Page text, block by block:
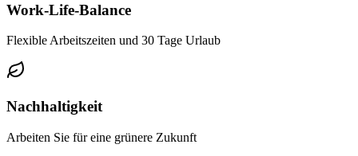
Work-Life-Balance
Flexible Arbeitszeiten und 30 Tage Urlaub
Nachhaltigkeit
Arbeiten Sie für eine grünere Zukunft